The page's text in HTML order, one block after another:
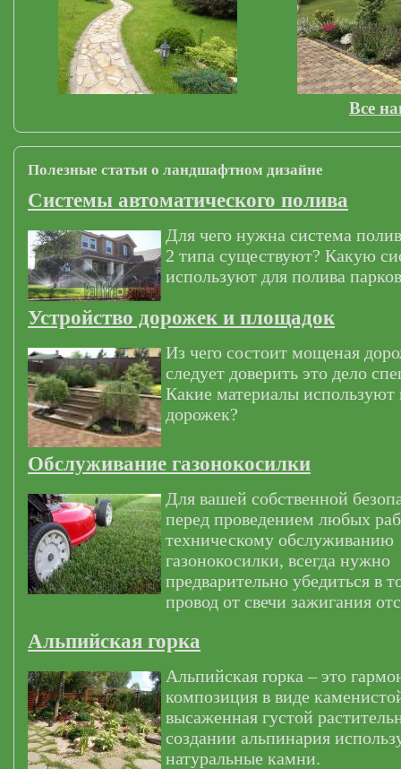
Все
Полезные статьи о ландшафтном дизайне
Системы автоматического полива
Для чего нужна система
2 типа существуют? Какую
используют для полива
Устройство дорожек и площадок
Из чего состоит мощеная
следует доверить это дело
Какие материалы
дорожек?
Обслуживание газонокосилки
Для вашей собственной
перед проведением любых
техническому обслуживанию
газонокосилки, всегда нужно
предварительно убедиться в
провод от свечи зажигания
Альпийская горка
Альпийская горка – это
композиция в виде
высаженная густой
создании альпинария
натуральные камни.